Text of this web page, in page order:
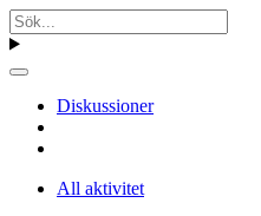
Diskussioner
All aktivitet